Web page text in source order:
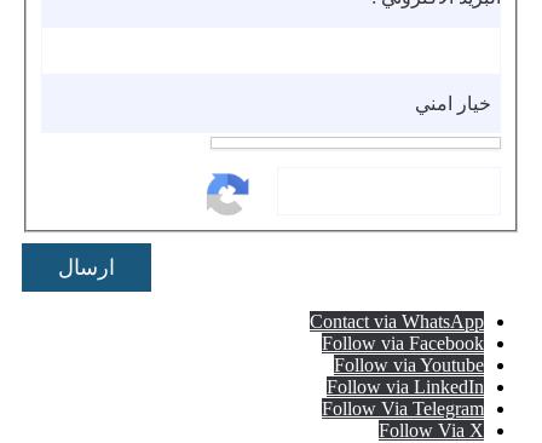
خيار امني
ارسال
Contact via WhatsApp
Follow via Facebook
Follow via Youtube
Follow via LinkedIn
Follow Via Telegram
Follow Via X